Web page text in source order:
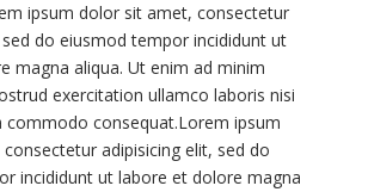
ipsum dolor sit amet, consectetur
do eiusmod tempor incididunt ut
magna aliqua. Ut enim ad minim
exercitation ullamco laboris nisi
commodo consequat.Lorem ipsum
adipisicing elit, sed do
incididunt ut labore et dolore magna